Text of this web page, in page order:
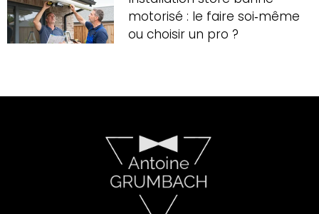
motorisé : le faire soi‑même
ou choisir un pro ?